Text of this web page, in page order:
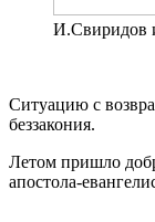
И.Свиридов
Ситуацию с
беззакония.
Летом пришло
апостола-